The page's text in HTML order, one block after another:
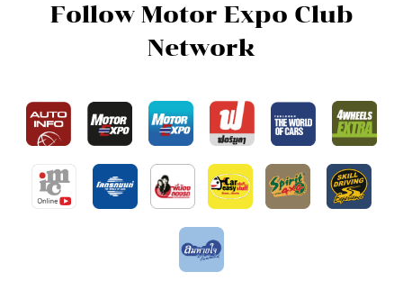
Follow Motor Expo Club
Network